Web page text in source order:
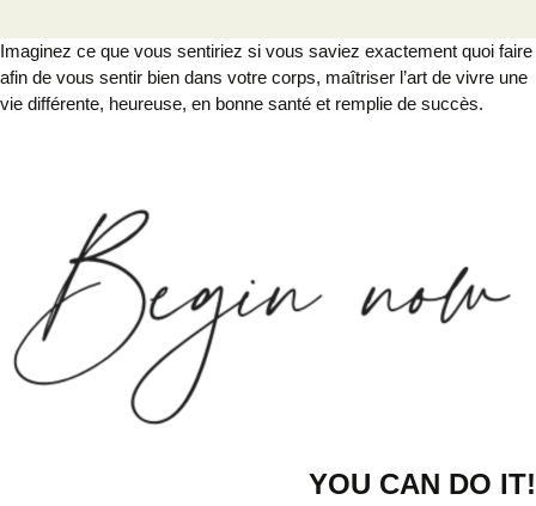
Imaginez ce que vous sentiriez si vous saviez exactement quoi faire
afin de vous sentir bien dans votre corps, maîtriser l’art de vivre une
vie différente, heureuse, en bonne santé et remplie de succès.
YOU CAN DO IT!